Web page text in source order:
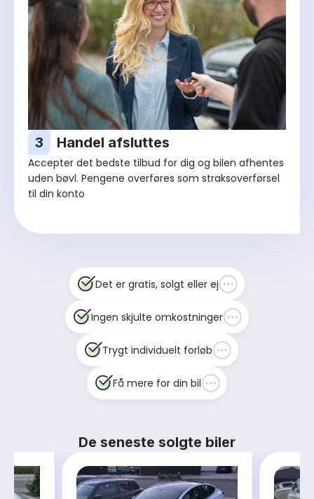
3 Handel afsluttes
Accepter det bedste tilbud for dig og bilen afhentes
uden bøvl. Pengene overføres som straksoverførsel
til din konto
Det er gratis, solgt eller ej
Ingen skjulte omkostninger
Trygt individuelt forløb
Få mere for din bil
De seneste solgte biler